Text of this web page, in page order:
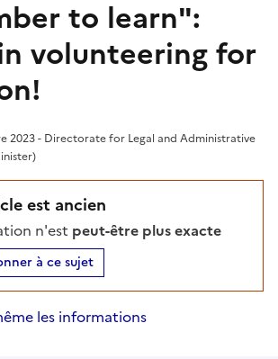
to learn":
volunteering for
2023 - Directorate for Legal and Administrative
est ancien
n'est peut-être plus exacte
à ce sujet
les informations